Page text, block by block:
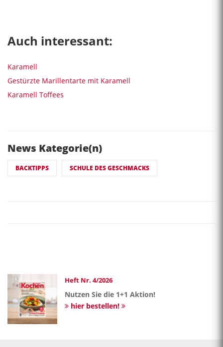
Auch interessant:
Karamell
Gestürzte Marillentarte mit Karamell
Karamell Toffees
News Kategorie(n)
BACKTIPPS SCHULE DES GESCHMACKS
Heft Nr. 4/2026
Nutzen Sie die 1+1 Aktion!
hier bestellen!